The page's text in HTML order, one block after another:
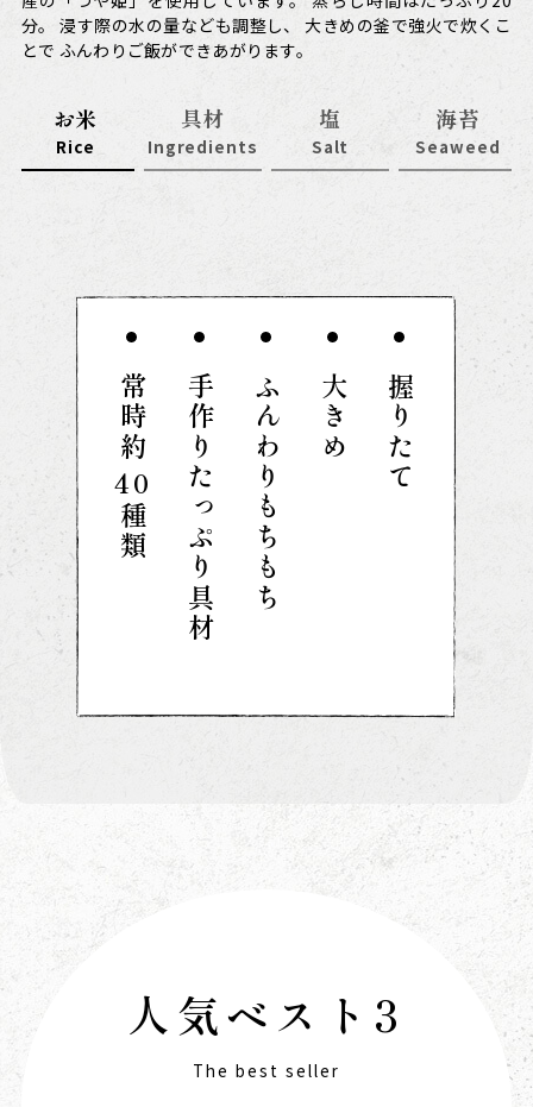
分。
浸す際の水の量なども調整し、
大きめの釜で強火で炊くこ
とで ふんわりご飯ができあがります。
どの定番メニューや、「明太マヨ焼きたらこ」などの変わり種
を常時約40種類ご用意。月によって具材が替わる、
ました。テイクアウトでは味がぼんやりしないよう、少し塩を
多めに使用。いつでも美味しい状態で
良さ、味の濃さ、香りなど、当店のおにぎりとの相性を大切に
しています。
お米
Rice
具材
Ingredients
塩
Salt
海苔
Seaweed
常時約
40
種類 手作りたっぷり具材ふんわりもちもち 大きめ 握りたて
人気ベスト3
The best seller